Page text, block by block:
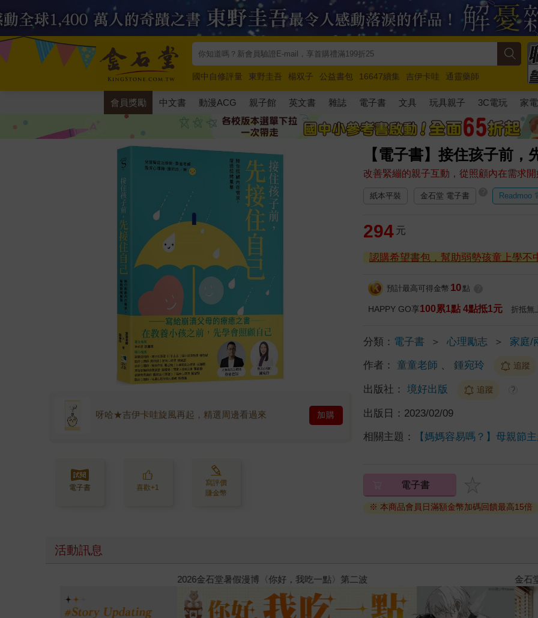
國中自修評量 東野圭吾 楊双子 公益書包 16647續集 吉伊卡哇
通靈藥師
唯紅花綻放
奧德賽 路邊攤新作 馬斯克 玩具總動員5 超慢跑
會員獎勵 中文書 動漫ACG 親子館 英文書 雜誌 電子書 文具 玩具親子 3C電玩 家電
【電子書】接住孩子前，
改善緊繃的親子互動，從照顧內在需求
呀哈★吉伊卡哇旋風再起，精選周邊看過來 加購
電子書 喜歡+1
寫評價
賺金幣
紙本平裝 金石堂 電子書 Readmoo
294 元
認購希望書包，幫助弱勢孩童上學不
預計最高可得金幣 10 點
HAPPY GO享100累1點 4點抵1元 折抵無
分類： 電子書 ＞ 心理勵志 ＞ 家庭/
作者： 童童老師 、鍾宛玲 追蹤
出版社： 境好出版 追蹤 ?
出版日： 2023/02/09
相關主題： 【媽媽容易嗎？】母親節
電子書
※ 本商品會員日滿額金幣加碼回饋最高15倍
活動訊息
2026金石堂暑假漫博〈你好，我